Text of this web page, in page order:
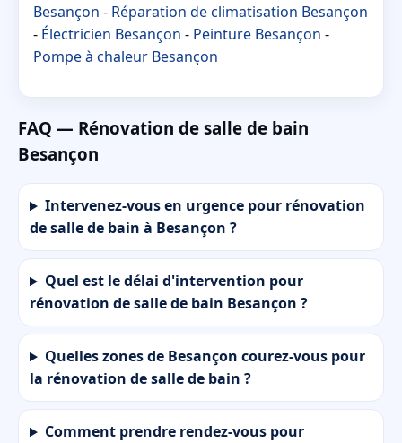
Besançon - Réparation de climatisation Besançon
- Électricien Besançon - Peinture Besançon -
Pompe à chaleur Besançon
FAQ — Rénovation de salle de bain
Besançon
Intervenez-vous en urgence pour rénovation
de salle de bain à Besançon ?
Quel est le délai d'intervention pour
rénovation de salle de bain Besançon ?
Quelles zones de Besançon courez-vous pour
la rénovation de salle de bain ?
Comment prendre rendez-vous pour